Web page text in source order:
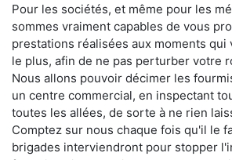
Pour les sociétés, et même pour les
sommes vraiment capables de vous
prestations réalisées aux moments qui
le plus, afin de ne pas perturber votre
Nous allons pouvoir décimer les
un centre commercial, en inspectant
toutes les allées, de sorte à ne rien
Comptez sur nous chaque fois qu'il le
brigades interviendront pour stopper